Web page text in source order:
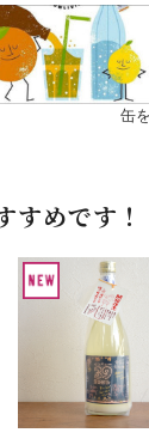
缶
すめです！